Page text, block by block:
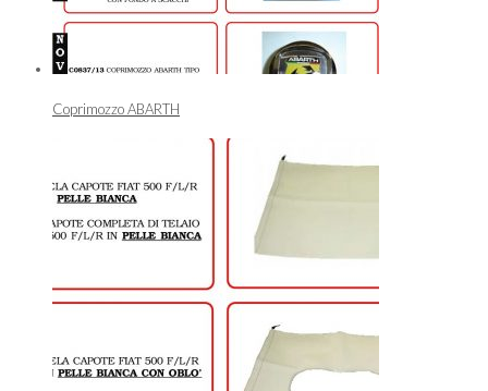
Coprimozzo ABARTH